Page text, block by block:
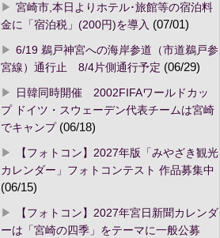
宮崎市,本日よりホテル･旅館等の宿泊料
金に「宿泊税」(200円)を導入 (07/01)
6/19 鵜戸神宮への海岸参道（市道鵜戸参
宮線）通行止 8/4片側通行予定 (06/29)
日韓同時開催 2002FIFAワールドカッ
プ ドイツ・スウェーデン代表チームは宮崎
でキャンプ(06/18)
【フォトコン】2027年版「みやざき観光
カレンダー」フォトコンテスト 作品募集中
(06/15)
【フォトコン】2027年宮日新聞カレンダ
ーは「宮崎の四季」をテーマに一般公募